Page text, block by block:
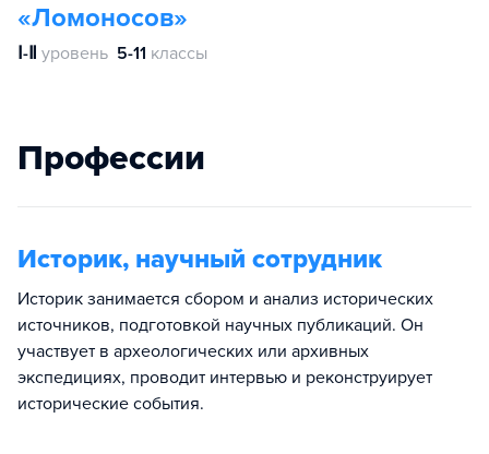
«Ломоносов»
Ⅰ-Ⅱ уровень 5-11 классы
Профессии
Историк, научный сотрудник
Историк занимается сбором и анализ исторических
источников, подготовкой научных публикаций. Он
участвует в археологических или архивных
экспедициях, проводит интервью и реконструирует
исторические события.